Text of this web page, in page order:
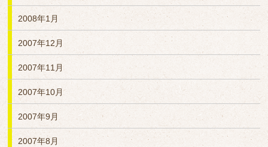
2008年1月
2007年12月
2007年11月
2007年10月
2007年9月
2007年8月